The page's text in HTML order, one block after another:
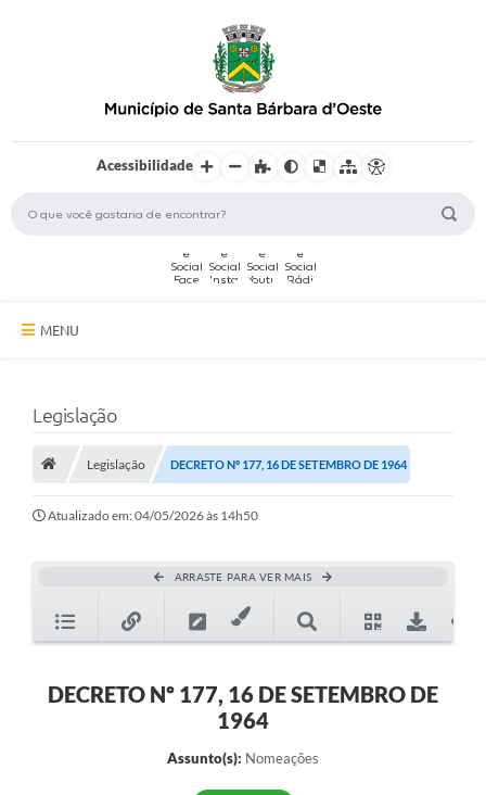
Acessibilidade
MENU
Secretarias
Serviços Online
Ouvidoria
Legislação
Legislação
Legislação DECRETO Nº 177, 16 DE SETEMBRO DE 1964
Atualizado em: 04/05/2026 às 14h50
ARRASTE PARA VER MAIS
DECRETO Nº 177, 16 DE SETEMBRO DE
1964
Assunto(s): Nomeações